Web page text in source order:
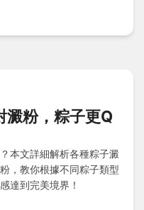
澱粉，粽子更Q
本文詳細解析各種粽子澱
，教你根據不同粽子類型
達到完美境界！